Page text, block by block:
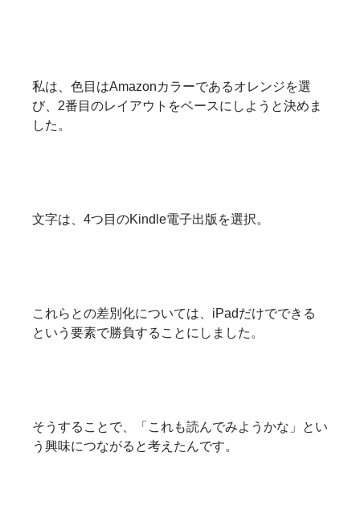
私は、色目はAmazonカラーであるオレンジを選
び、2番目のレイアウトをベースにしようと決めま
した。
文字は、4つ目のKindle電子出版を選択。
これらとの差別化については、iPadだけでできる
という要素で勝負することにしました。
そうすることで、「これも読んでみようかな」とい
う興味につながると考えたんです。